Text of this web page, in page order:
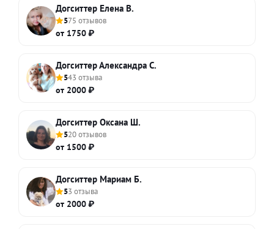
Догситтер Елена В.
575 отзывов
от 1750 ₽
Догситтер Александра С.
543 отзыва
от 2000 ₽
Догситтер Оксана Ш.
520 отзывов
от 1500 ₽
Догситтер Мариам Б.
53 отзыва
от 2000 ₽